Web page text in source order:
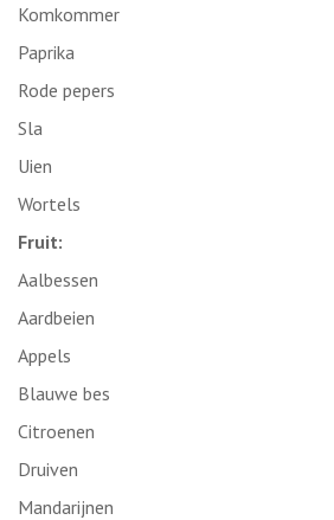
Komkommer
Paprika
Rode pepers
Sla
Uien
Wortels
Fruit:
Aalbessen
Aardbeien
Appels
Blauwe bes
Citroenen
Druiven
Mandarijnen